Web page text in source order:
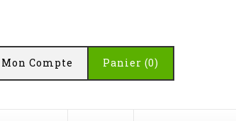
Panier (0)
Mon Compte